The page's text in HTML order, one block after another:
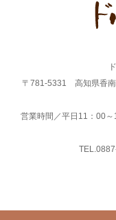
〒781-5331 高知県香南
営業時間／平日11：00